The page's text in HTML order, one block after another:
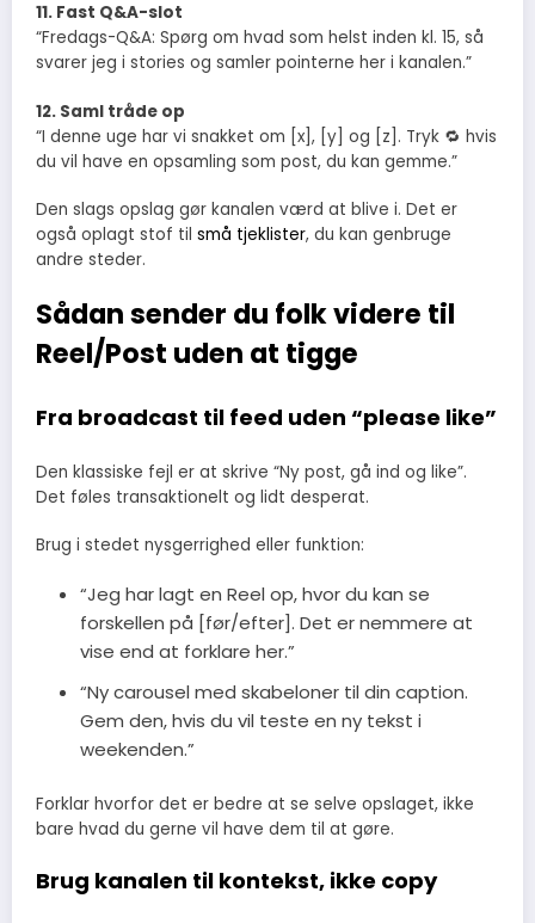
11. Fast Q&A-slot
“Fredags-Q&A: Spørg om hvad som helst inden kl. 15, så
svarer jeg i stories og samler pointerne her i kanalen.”
12. Saml tråde op
“I denne uge har vi snakket om [x], [y] og [z]. Tryk 🔁 hvis
du vil have en opsamling som post, du kan gemme.”
Den slags opslag gør kanalen værd at blive i. Det er
også oplagt stof til små tjeklister, du kan genbruge
andre steder.
Sådan sender du folk videre til
Reel/Post uden at tigge
Fra broadcast til feed uden “please like”
Den klassiske fejl er at skrive “Ny post, gå ind og like”.
Det føles transaktionelt og lidt desperat.
Brug i stedet nysgerrighed eller funktion:
“Jeg har lagt en Reel op, hvor du kan se
forskellen på [før/efter]. Det er nemmere at
vise end at forklare her.”
“Ny carousel med skabeloner til din caption.
Gem den, hvis du vil teste en ny tekst i
weekenden.”
Forklar hvorfor det er bedre at se selve opslaget, ikke
bare hvad du gerne vil have dem til at gøre.
Brug kanalen til kontekst, ikke copy